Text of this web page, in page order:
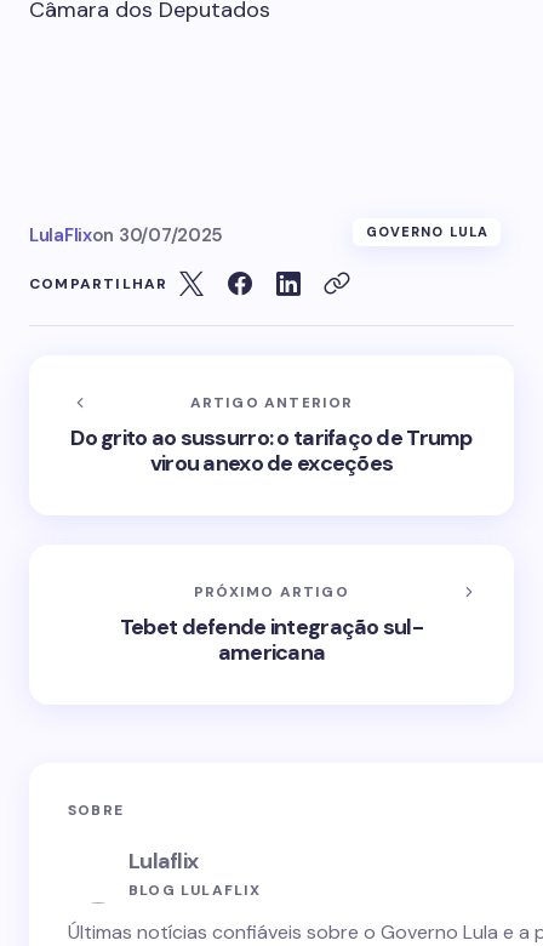
Câmara dos Deputados
LulaFlixon 30/07/2025 GOVERNO LULA
COMPARTILHAR
ARTIGO ANTERIOR
Do grito ao sussurro: o tarifaço de Trump
virou anexo de exceções
PRÓXIMO ARTIGO
Tebet defende integração sul-
americana
SOBRE
Lulaflix
BLOG LULAFLIX
Últimas notícias confiáveis sobre o Governo Lula e